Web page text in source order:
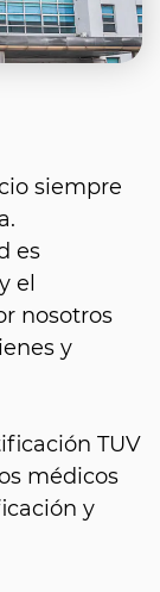
siempre
es
el
nosotros
y
TUV
médicos
y